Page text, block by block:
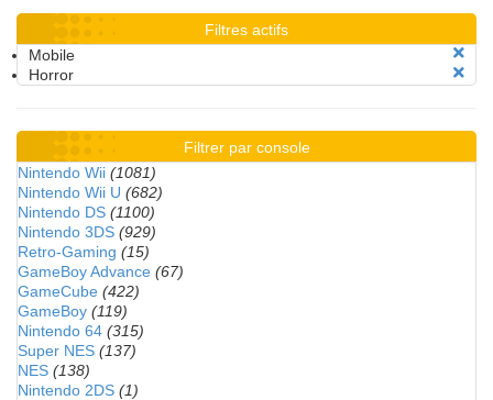
Filtres actifs
Mobile
Horror
Filtrer par console
Nintendo Wii (1081)
Nintendo Wii U (682)
Nintendo DS (1100)
Nintendo 3DS (929)
Retro-Gaming (15)
GameBoy Advance (67)
GameCube (422)
GameBoy (119)
Nintendo 64 (315)
Super NES (137)
NES (138)
Nintendo 2DS (1)